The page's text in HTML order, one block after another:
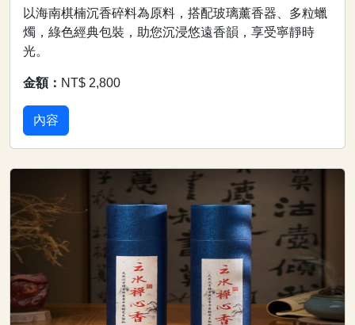
以海南棋楠沉香碎料為原料，搭配玻璃薰香器、多粒蠟
燭，綠色經典包裝，助您沉浸悠遠香韻，享受寧靜時
光。
金額： NT$ 2,800
內容